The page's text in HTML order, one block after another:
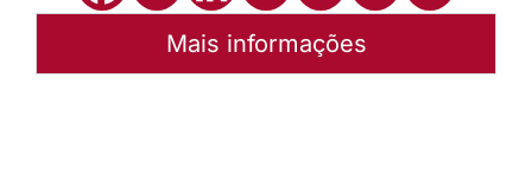
Mais informações